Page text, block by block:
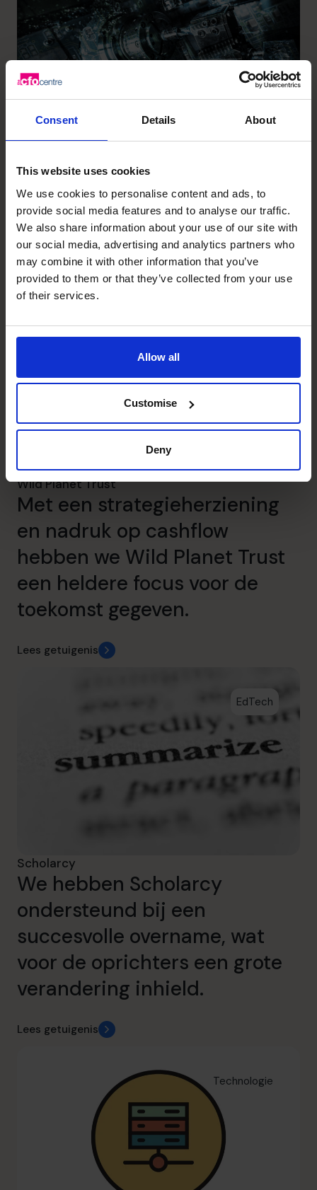
Consent Details About
This website uses cookies
We use cookies to personalise content and ads, to
provide social media features and to analyse our traffic.
We also share information about your use of our site with
our social media, advertising and analytics partners who
may combine it with other information that you’ve
provided to them or that they’ve collected from your use
of their services.
Allow all
Customise
Deny
Bohez
Wisselende valuta en late
onvoorspelbaar, Bohez vond
grip met een schema van
geldstromen
Lees getuigenis
Goed doel
Wild Planet Trust
Met een strategieherziening
en nadruk op cashflow
hebben we Wild Planet Trust
een heldere focus voor de
toekomst gegeven.
Lees getuigenis
EdTech
Scholarcy
We hebben Scholarcy
ondersteund bij een
succesvolle overname, wat
voor de oprichters een grote
verandering inhield.
Lees getuigenis
Technologie